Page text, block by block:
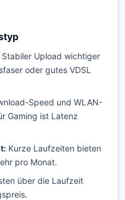
Stabiler Upload wichtiger
oder gutes VDSL
Speed und WLAN-
Gaming ist Latenz
Kurze Laufzeiten bieten
pro Monat.
über die Laufzeit